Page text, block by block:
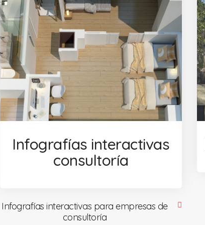
Infografías interactivas
consultoría
Infografías interactivas para empresas de
consultoría